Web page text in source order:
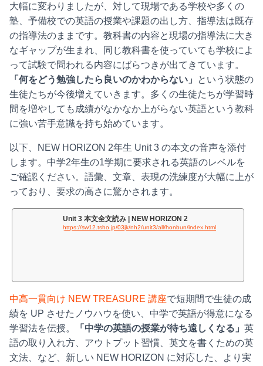
大幅に変わりましたが、対して現場である学校や多くの
塾、予備校での英語の授業や課題の出し方、指導法は既存
の指導法のままです。教科書の内容と現場の指導法に大き
なギャップが生まれ、同じ教科書を使っていても学校によ
って試験で問われる内容にばらつきが出てきています。
「何をどう勉強したら良いのかわからない」
という状態の
生徒たちが今後増えていきます。多くの生徒たちが学習時
間を増やしても成績がなかなか上がらない英語という教科
に強い苦手意識を持ち始めています。
以下、NEW HORIZON 2年生 Unit 3 の本文の音声を添付
します。中学2年生の1学期に要求される英語のレベルを
ご確認ください。語彙、文章、表現の洗練度が大幅に上が
っており、要求の高さに驚かされます。
Unit 3 本文全文読み | NEW HORIZON 2
https://sw12.tsho.jp/03jk/nh2/unit3/all/honbun/index.html
中高一貫向け NEW TREASURE 講座で短期間で生徒の成
績を UP させたノウハウを使い、中学で英語が得意になる
学習法を伝授。
「中学の英語の授業が待ち遠しくなる」 英
語の取り入れ方、アウトプット習慣、英文を書くための英
文法、など、新しい NEW HORIZON に対応した、より実